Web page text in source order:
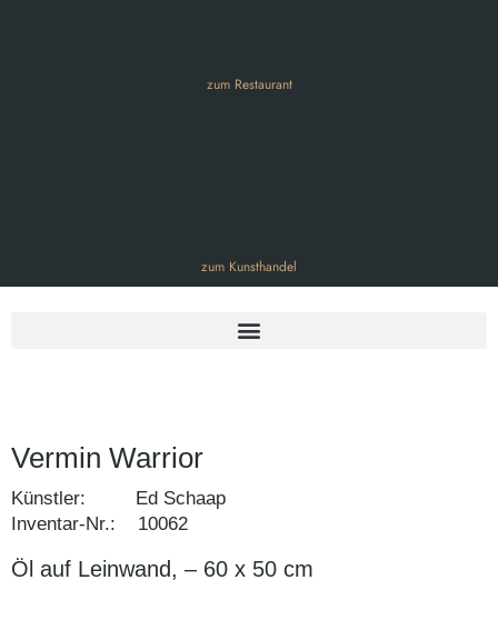
zum Restaurant
zum Kunsthandel
Vermin Warrior
Künstler: Ed Schaap
Inventar-Nr.: 10062
Öl auf Leinwand, – 60 x 50 cm